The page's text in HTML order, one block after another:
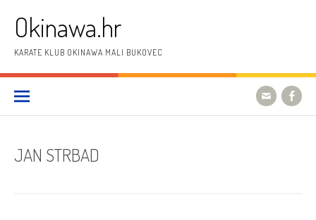
sadržajOkinawa.hr
KARATE KLUB OKINAWA MALI BUKOVEC
JAN STRBAD